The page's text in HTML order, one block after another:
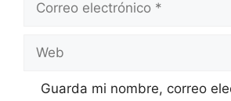
electrónico
Guarda mi nombre, correo